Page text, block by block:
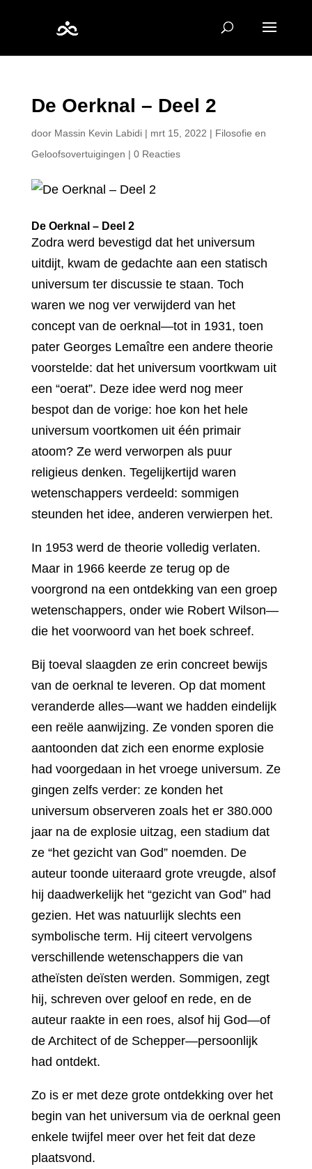
De Oerknal – Deel 2
door Massin Kevin Labidi| mrt 15, 2022 | Filosofie en
Geloofsovertuigingen | 0 Reacties
De Oerknal – Deel 2
Zodra werd bevestigd dat het universum
uitdijt, kwam de gedachte aan een statisch
universum ter discussie te staan. Toch
waren we nog ver verwijderd van het
concept van de oerknal—tot in 1931, toen
pater Georges Lemaître een andere theorie
voorstelde: dat het universum voortkwam uit
een “oerat”. Deze idee werd nog meer
bespot dan de vorige: hoe kon het hele
universum voortkomen uit één primair
atoom? Ze werd verworpen als puur
religieus denken. Tegelijkertijd waren
wetenschappers verdeeld: sommigen
steunden het idee, anderen verwierpen het.
In 1953 werd de theorie volledig verlaten.
Maar in 1966 keerde ze terug op de
voorgrond na een ontdekking van een groep
wetenschappers, onder wie Robert Wilson—
die het voorwoord van het boek schreef.
Bij toeval slaagden ze erin concreet bewijs
van de oerknal te leveren. Op dat moment
veranderde alles—want we hadden eindelijk
een reële aanwijzing. Ze vonden sporen die
aantoonden dat zich een enorme explosie
had voorgedaan in het vroege universum. Ze
gingen zelfs verder: ze konden het
universum observeren zoals het er 380.000
jaar na de explosie uitzag, een stadium dat
ze “het gezicht van God” noemden. De
auteur toonde uiteraard grote vreugde, alsof
hij daadwerkelijk het “gezicht van God” had
gezien. Het was natuurlijk slechts een
symbolische term. Hij citeert vervolgens
verschillende wetenschappers die van
atheïsten deïsten werden. Sommigen, zegt
hij, schreven over geloof en rede, en de
auteur raakte in een roes, alsof hij God—of
de Architect of de Schepper—persoonlijk
had ontdekt.
Zo is er met deze grote ontdekking over het
begin van het universum via de oerknal geen
enkele twijfel meer over het feit dat deze
plaatsvond.